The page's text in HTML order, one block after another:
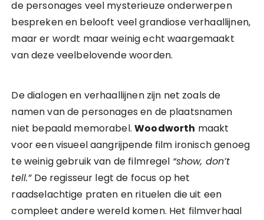
de personages veel mysterieuze onderwerpen
bespreken en belooft veel grandiose verhaallijnen,
maar er wordt maar weinig echt waargemaakt
van deze veelbelovende woorden.
De dialogen en verhaallijnen zijn net zoals de
namen van de personages en de plaatsnamen
niet bepaald memorabel.Woodworth maakt
voor een visueel aangrijpende film ironisch genoeg
te weinig gebruik van de filmregel “show, don’t
tell.”De regisseur legt de focus op het
raadselachtige praten en rituelen die uit een
compleet andere wereld komen. Het filmverhaal